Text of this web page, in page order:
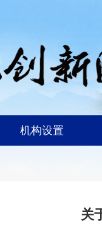
机构设置
关